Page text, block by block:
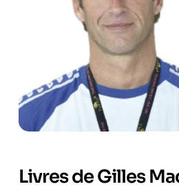
Livres de Gilles